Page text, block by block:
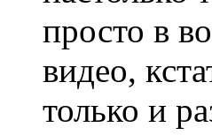
просто в
видео,
только и